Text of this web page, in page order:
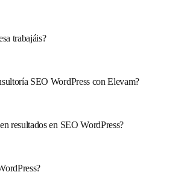
trabajáis?
SEO WordPress con Elevam?
resultados en SEO WordPress?